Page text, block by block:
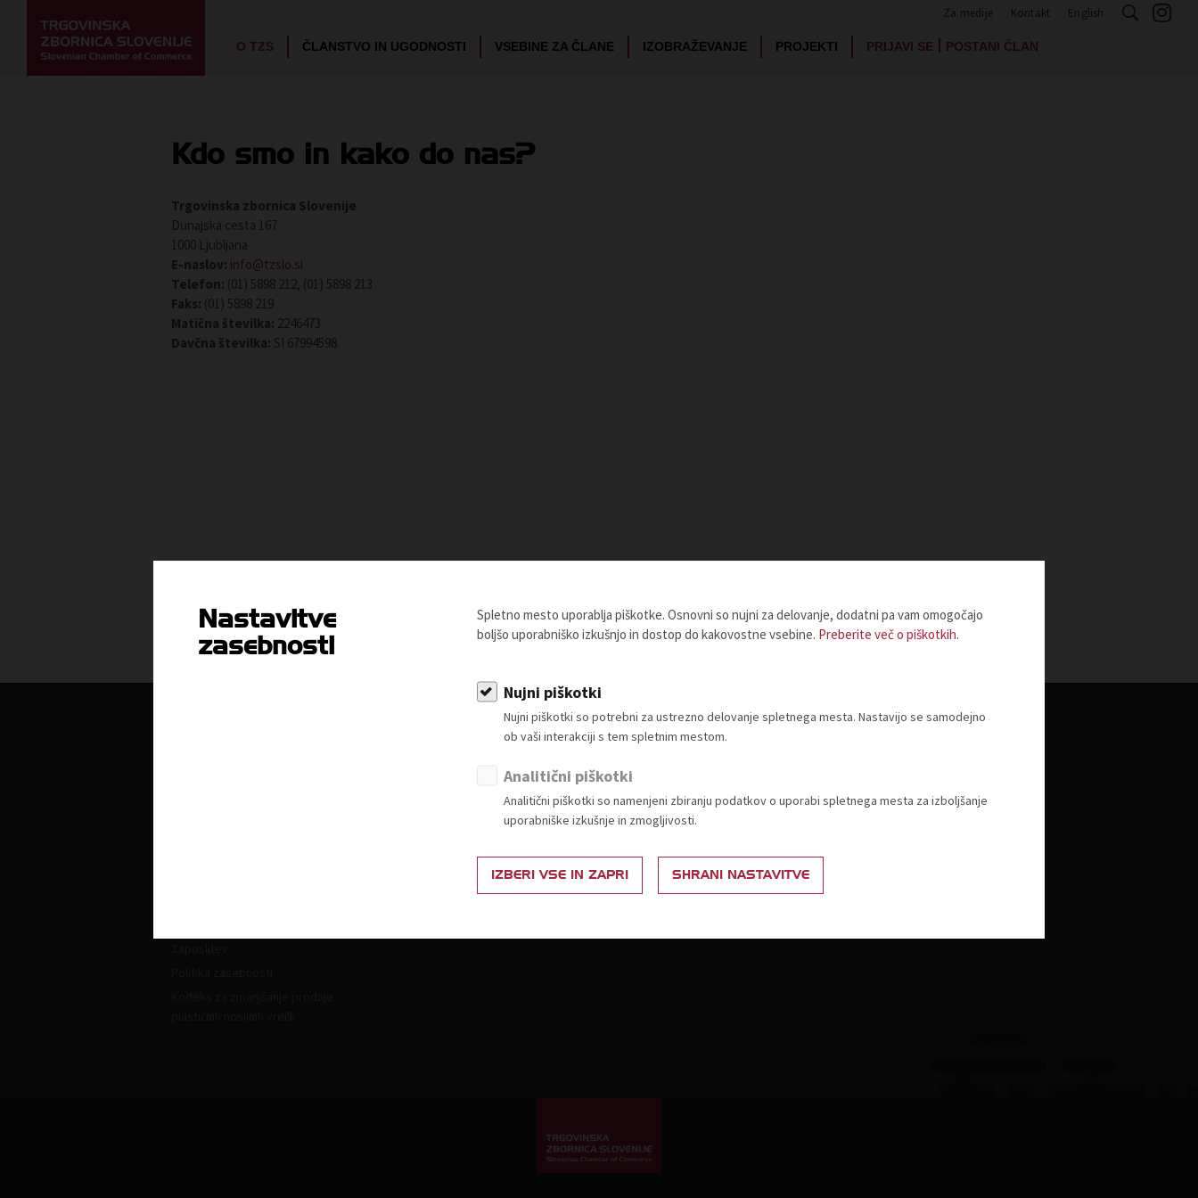
O TZS ČLANSTVO IN UGODNOSTI VSEBINE ZA ČLANE IZOBRAŽEVANJE PROJEKTI PRIJAVI SE | POSTANI ČLAN
Za medije Kontakt English
Kdo smo in kako do nas?
Trgovinska zbornica Slovenije
Dunajska cesta 167
1000 Ljubljana
E-naslov: info@tzslo.si
Telefon: (01) 5898 212, (01) 5898 213
Faks: (01) 5898 219
Matična številka: 2246473
Davčna številka: SI 67994598
Lestvica za določitev članarine
Ponudba in povpraševanje
Vsebine za člane
Splošna zakonodaja
Živila
Neživila
Akademija TZS
Nastavitve
zasebnosti
Spletno mesto uporablja piškotke. Osnovni so nujni za delovanje, dodatni pa vam omogočajo
boljšo uporabniško izkušnjo in dostop do kakovostne vsebine. Preberite več o piškotkih.
Nujni piškotki
Nujni piškotki so potrebni za ustrezno delovanje spletnega mesta. Nastavijo se samodejno
ob vaši interakciji s tem spletnim mestom.
Analitični piškotki
Analitični piškotki so namenjeni zbiranju podatkov o uporabi spletnega mesta za izboljšanje
uporabniške izkušnje in zmogljivosti.
IZBERI VSE IN ZAPRI SHRANI NASTAVITVE